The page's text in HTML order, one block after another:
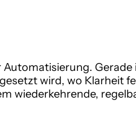
Gerade
wird, wo Klarheit
wiederkehrende,